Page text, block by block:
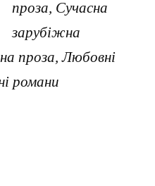
проза, Сучасна
зарубіжна
проза, Любовні
романи